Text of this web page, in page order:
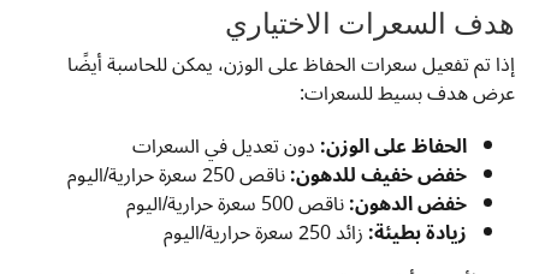
هدف السعرات الاختياري
إذا تم تفعيل سعرات الحفاظ على الوزن، يمكن للحاسبة أيضًا
عرض هدف بسيط للسعرات:
الحفاظ على الوزن:دون تعديل في السعرات
خفض خفيف للدهون:ناقص 250 سعرة حرارية/اليوم
خفض الدهون:ناقص 500 سعرة حرارية/اليوم
زيادة بطيئة:زائد 250 سعرة حرارية/اليوم